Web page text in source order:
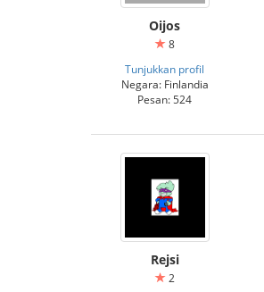
Oijos
8
Tunjukkan profil
Negara: Finlandia
Pesan: 524
Rejsi
2